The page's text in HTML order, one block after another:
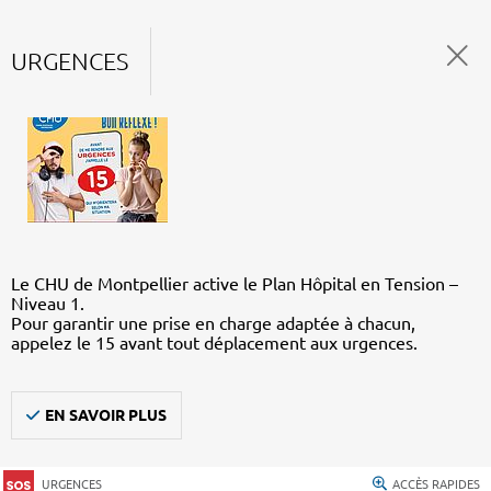
URGENCES
Le CHU de Montpellier active le Plan Hôpital en Tension –
Niveau 1.
Pour garantir une prise en charge adaptée à chacun,
appelez le 15 avant tout déplacement aux urgences.
EN SAVOIR PLUS
URGENCES ACCÈS RAPIDES